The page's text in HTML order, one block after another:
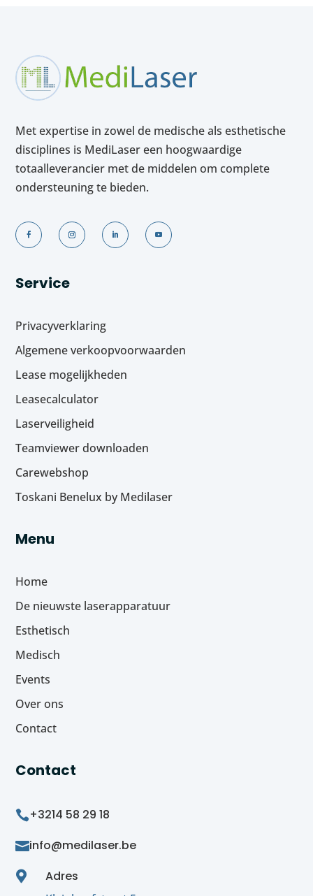
Met expertise in zowel de medische als esthetische
disciplines is MediLaser een hoogwaardige
totaalleverancier met de middelen om complete
ondersteuning te bieden.
Service
Privacyverklaring
Algemene verkoopvoorwaarden
Lease mogelijkheden
Leasecalculator
Laserveiligheid
Teamviewer downloaden
Carewebshop
Toskani Benelux by Medilaser
Menu
Home
De nieuwste laserapparatuur
Esthetisch
Medisch
Events
Over ons
Contact
Contact
+3214 58 29 18
info@medilaser.be
 Adres